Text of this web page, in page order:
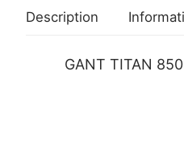
Description
GANT TITAN